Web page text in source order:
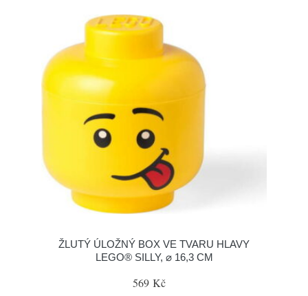
ŽLUTÝ ÚLOŽNÝ BOX VE TVARU HLAVY
LEGO® SILLY, ⌀ 16,3 CM
569 Kč